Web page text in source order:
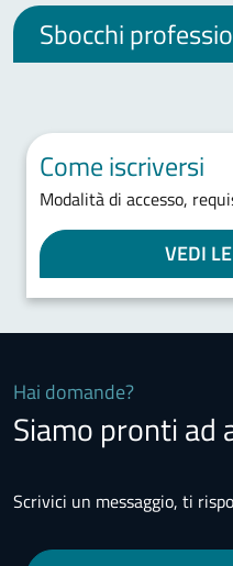
Sbocchi
Come iscriversi
Modalità di accesso,
VEDI
Hai domande?
Siamo pronti ad
Scrivici un messaggio, ti